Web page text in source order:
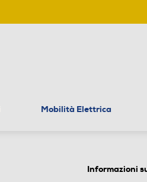
Mobilità Elettrica
Informazioni